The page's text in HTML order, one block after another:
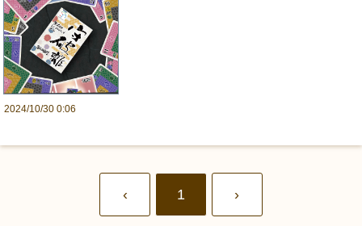
2024/10/30 0:06
‹ 1 ›